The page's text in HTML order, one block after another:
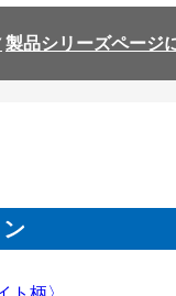
製品シリーズページ